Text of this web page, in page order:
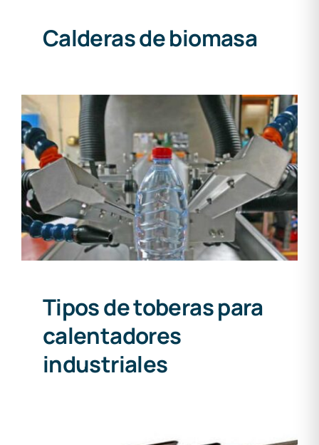
Calderas de biomasa
Tipos de toberas para
calentadores industriales
Tipos de toberas para
calentadores
industriales